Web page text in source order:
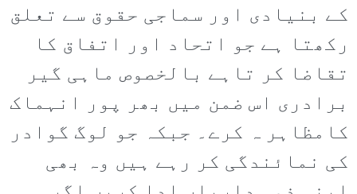
کے بنیادی اور سماجی حقوق سے تعلق
رکھتا ہے جو اتحاد اور اتفاق کا
تقاضا کر تاہے بالخصوص ماہی گیر
برادری اس ضمن میں بھر پور انہماک
کامظاہر ہ کرے۔ جبکہ جو لوگ گوادر
کی نمائندگی کر رہے ہیں وہ بھی